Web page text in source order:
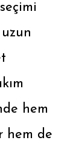
hem
hem de